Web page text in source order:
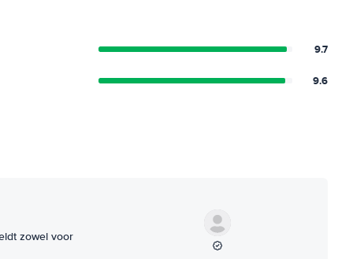
9.7
9.6
zowel voor